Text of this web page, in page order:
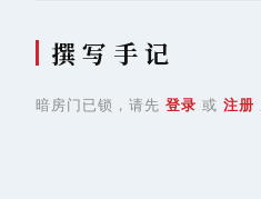
撰 写 手 记
暗房门已锁，请先 登录 或 注册